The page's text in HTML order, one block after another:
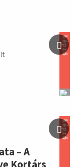
képző
képző
– A
Kortárs